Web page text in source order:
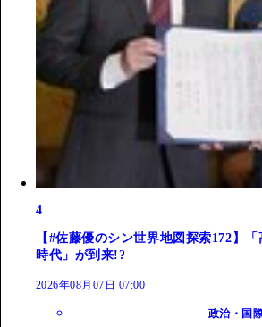
4
【#佐藤優のシン世界地図探索172】
時代」が到来!?
2026年08月07日 07:00
政治・国